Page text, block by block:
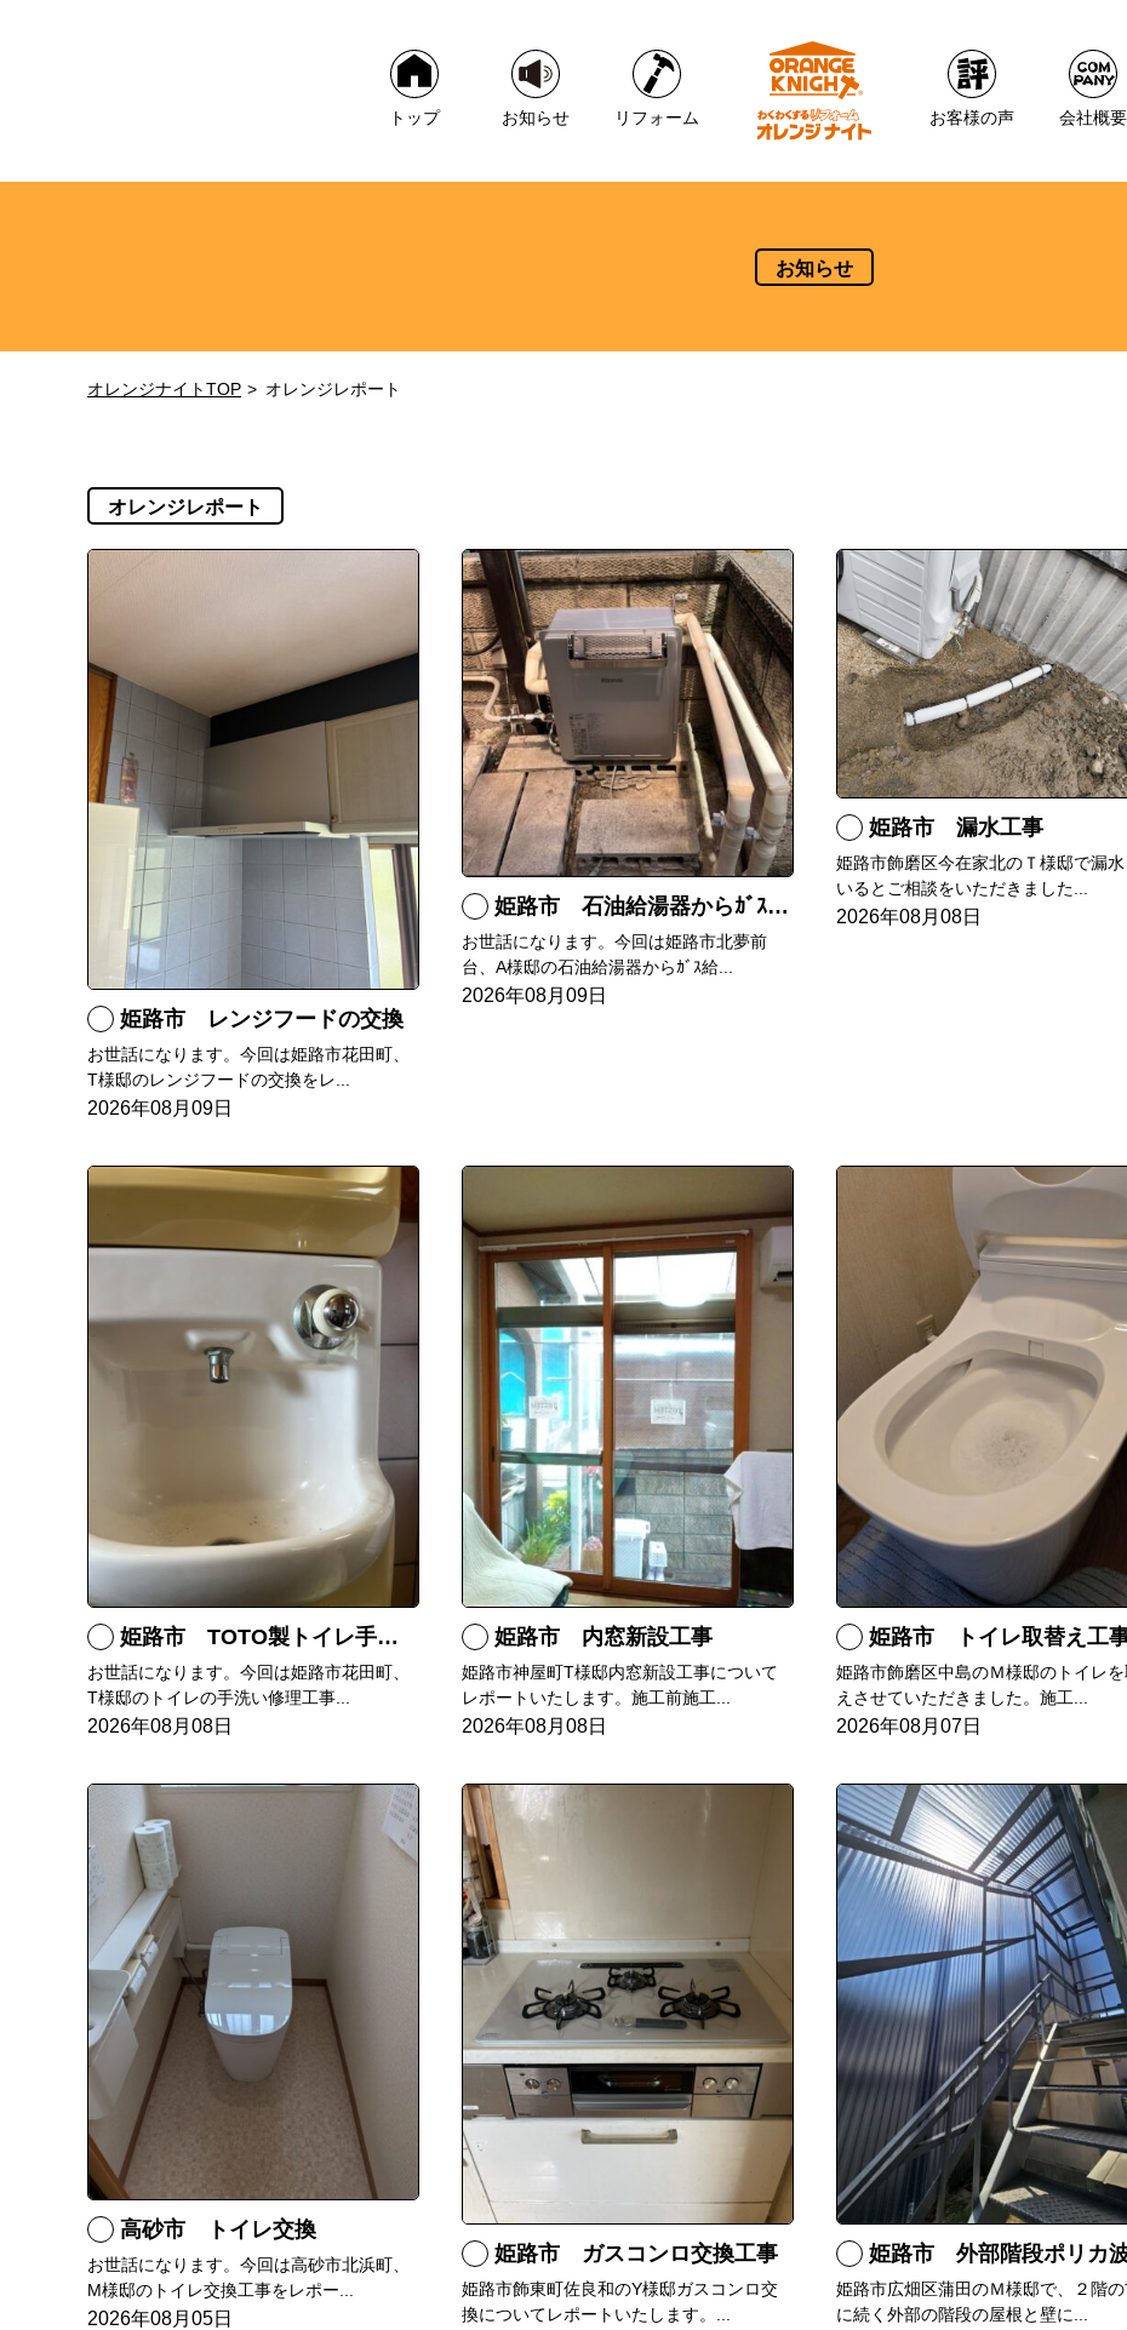
トップ お知らせ リフォーム お客様の声 会社概要
お知らせ
オレンジナイトTOP オレンジレポート
オレンジレポート
姫路市 レンジフードの交換
お世話になります。今回は姫路市花田町、
T様邸のレンジフードの交換をレ...
2026年08月09日
姫路市 石油給湯器からｶﾞｽ給湯器へ取替
お世話になります。今回は姫路市北夢前
台、A様邸の石油給湯器からｶﾞｽ給...
2026年08月09日
姫路市 漏水工事
姫路市飾磨区今在家北のＴ様邸で漏水
いるとご相談をいただきました...
2026年08月08日
姫路市 TOTO製トイレ手洗いの水漏れ修理
お世話になります。今回は姫路市花田町、
T様邸のトイレの手洗い修理工事...
2026年08月08日
姫路市 内窓新設工事
姫路市神屋町T様邸内窓新設工事について
レポートいたします。施工前施工...
2026年08月08日
姫路市 トイレ取替え工
姫路市飾磨区中島のＭ様邸のトイレ
えさせていただきました。施工...
2026年08月07日
高砂市 トイレ交換
お世話になります。今回は高砂市北浜町、
M様邸のトイレ交換工事をレポー...
2026年08月05日
姫路市 ガスコンロ交換工事
姫路市飾東町佐良和のY様邸ガスコンロ交
換についてレポートいたします。...
姫路市 外部階段ポリカ波板張替工
姫路市広畑区蒲田のＭ様邸で、２階の
に続く外部の階段の屋根と壁に...